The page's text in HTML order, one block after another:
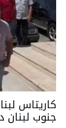
كاريتاس
جنوب لبنان